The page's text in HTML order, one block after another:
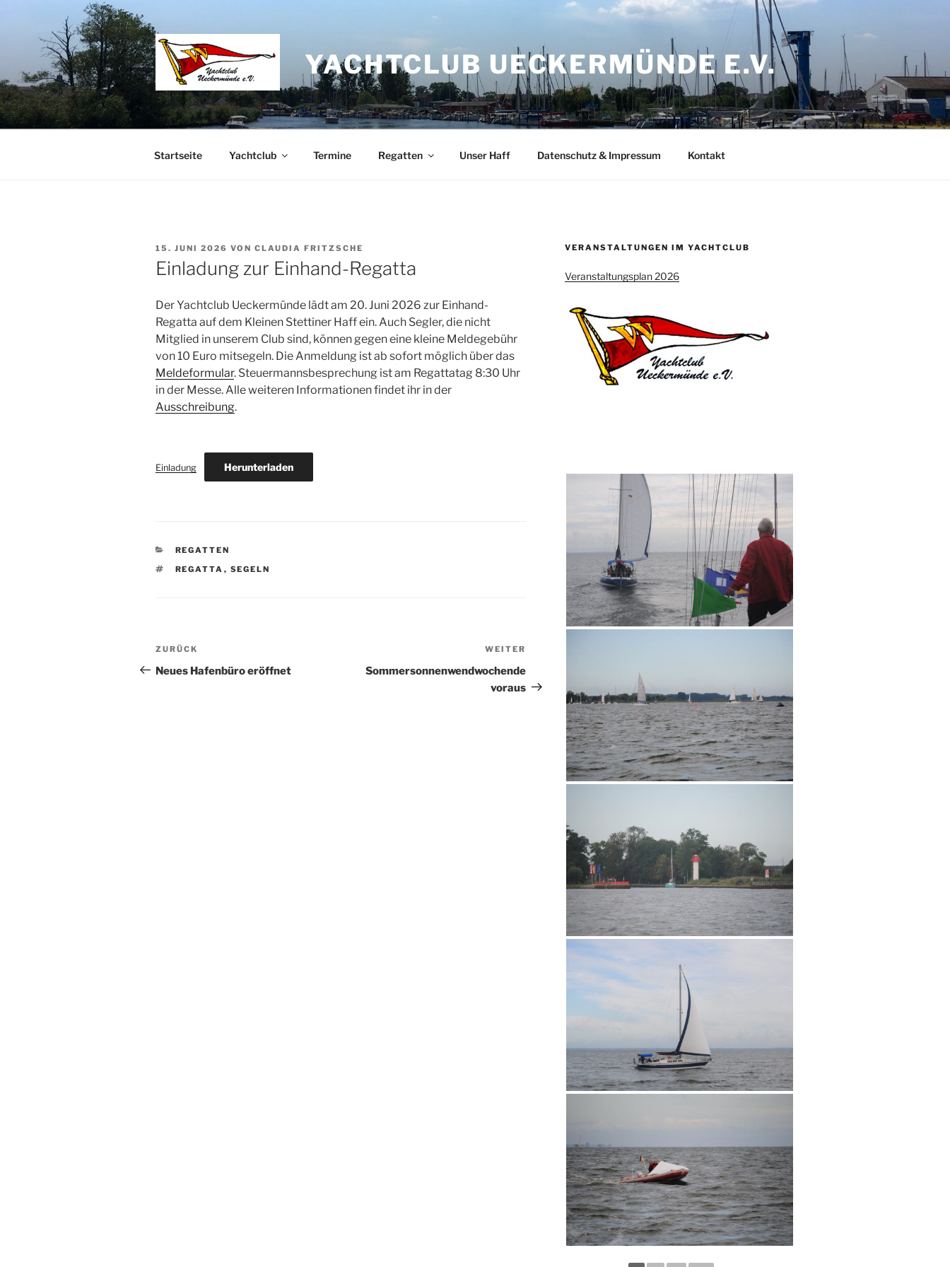
springen
YACHTCLUB UECKERMÜNDE E.V.
Startseite Yachtclub Termine Regatten Unser Haff Datenschutz & Impressum Kontakt
VERÖFFENTLICHT
AM
15. JUNI 2026 VON CLAUDIA FRITZSCHE
Einladung zur Einhand-Regatta
Der Yachtclub Ueckermünde lädt am 20. Juni 2026 zur Einhand-
Regatta auf dem Kleinen Stettiner Haff ein. Auch Segler, die nicht
Mitglied in unserem Club sind, können gegen eine kleine Meldegebühr
von 10 Euro mitsegeln. Die Anmeldung ist ab sofort möglich über das
Meldeformular. Steuermannsbesprechung ist am Regattatag 8:30 Uhr
in der Messe. Alle weiteren Informationen findet ihr in der
Ausschreibung.
Einladung Herunterladen
KATEGORIEN
REGATTEN
SCHLAGWÖRTER
REGATTA , SEGELN
Beitragsnavigation
Vorheriger
Beitrag
ZURÜCK
Neues Hafenbüro eröffnet
Beitrag
WEITER
Sommersonnenwendwochende
voraus
VERANSTALTUNGEN IM YACHTCLUB
Veranstaltungsplan 2026